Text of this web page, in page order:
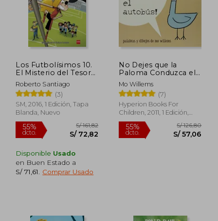
Los Futbolísimos 10.
El Misterio del Tesoro
Pirata
Roberto Santiago
(3)
SM, 2016, 1 Edición, Tapa
Blanda, Nuevo
Disponible Usado
en Buen Estado a
S/ 71,61
Comprar Usado
No Dejes que la
Paloma Conduzca el
Autobus! (Pigeon)
Mo Willems
(7)
Hyperion Books For
Children, 2011, 1 Edición,
Tapa Blanda, Nuevo